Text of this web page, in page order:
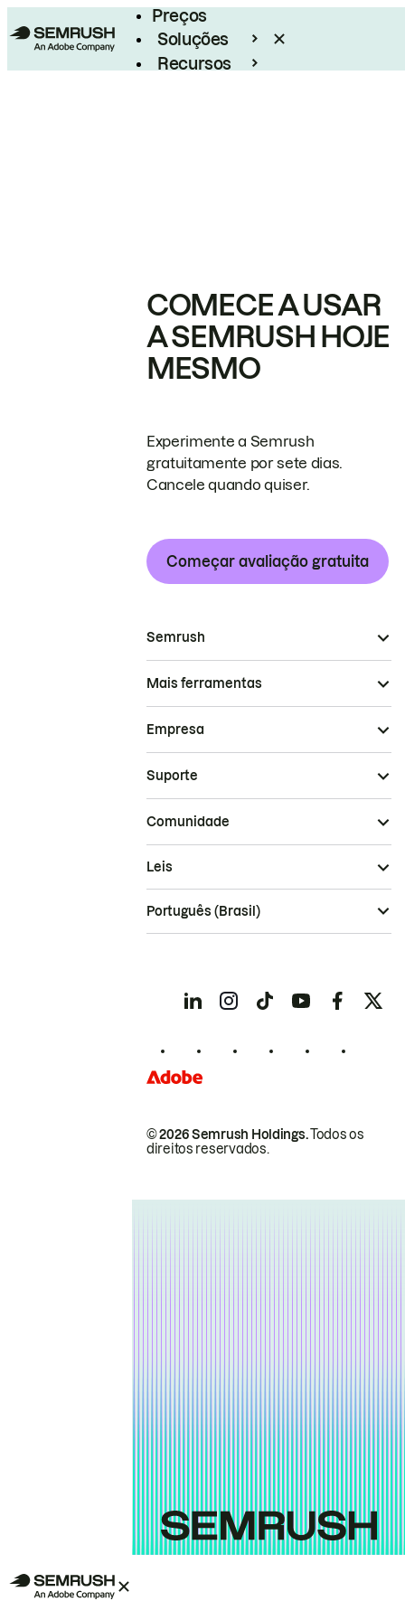
Preços
Soluções
Recursos
COMECE A USAR
A SEMRUSH HOJE
MESMO
Experimente a Semrush
gratuitamente por sete dias.
Cancele quando quiser.
Começar avaliação gratuita
Semrush
Mais ferramentas
Empresa
Suporte
Comunidade
© 2026 Semrush Holdings.Todos os
direitos reservados.
Leis
Português (Brasil)